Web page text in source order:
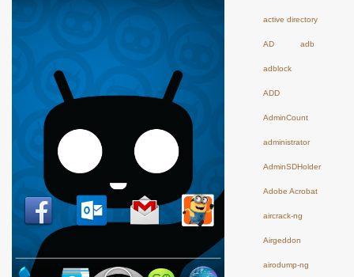
active directory
AD adb
adblock
ADD
AdminCount
administrator
AdminSDHolder
Adobe Acrobat
aircrack-ng
Airgeddon
airodump-ng